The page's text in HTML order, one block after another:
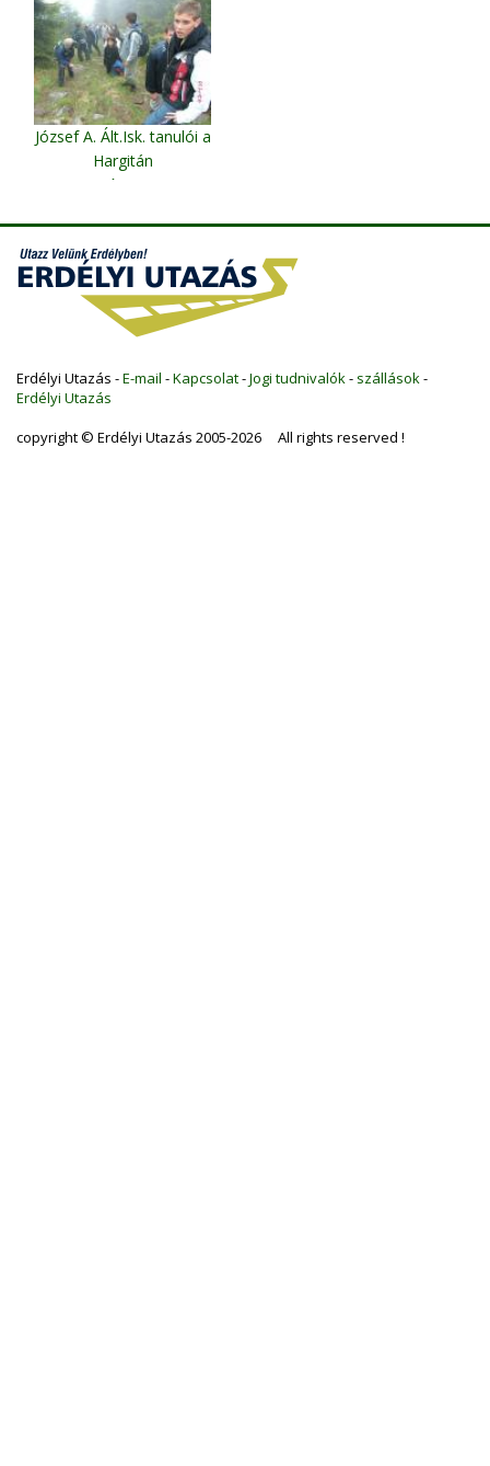
József A. Ált.Isk. tanulói a
Hargitán
CSicsói Hargita
Erdélyi Utazás -E-mail -Kapcsolat-Jogi tudnivalók- szállások-
Erdélyi Utazás
copyright © Erdélyi Utazás 2005-2026 All rights reserved !